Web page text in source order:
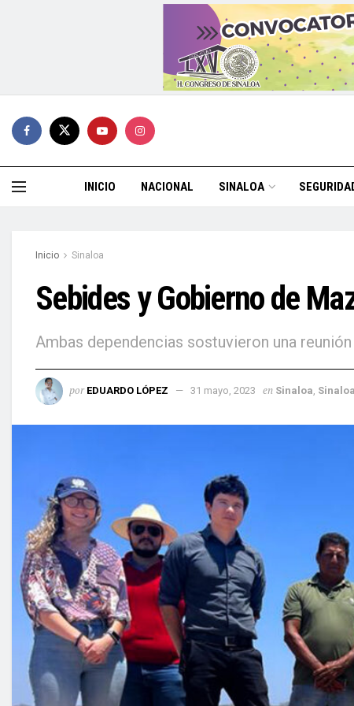
INICIO NACIONAL SINALOA
Inicio Sinaloa
Sebides y Gobierno de
Ambas dependencias sostuvieron una
por EDUARDO LÓPEZ 31 mayo, 2023 en Sinaloa